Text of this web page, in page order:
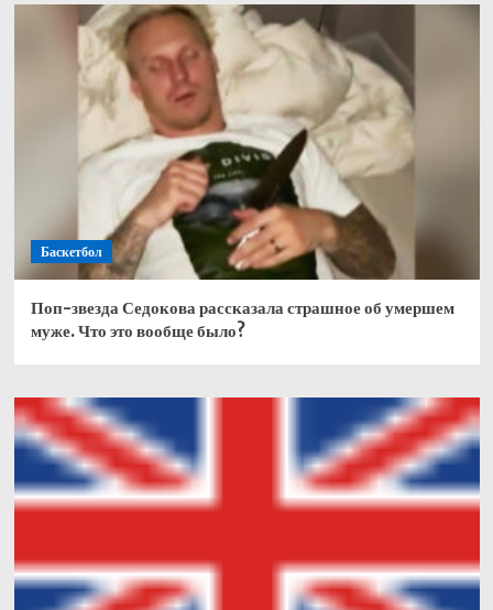
Баскетбол
Поп-звезда Седокова рассказала страшное об умершем
муже. Что это вообще было?